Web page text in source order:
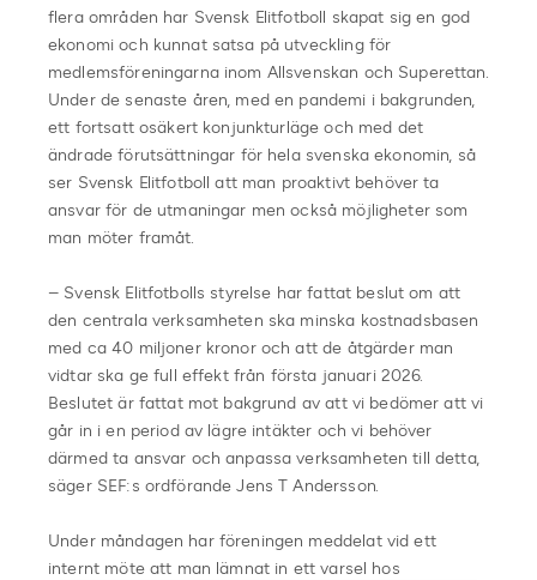
flera områden har Svensk Elitfotboll skapat sig en god
ekonomi och kunnat satsa på utveckling för
medlemsföreningarna inom Allsvenskan och Superettan.
Under de senaste åren, med en pandemi i bakgrunden,
ett fortsatt osäkert konjunkturläge och med det
ändrade förutsättningar för hela svenska ekonomin, så
ser Svensk Elitfotboll att man proaktivt behöver ta
ansvar för de utmaningar men också möjligheter som
man möter framåt.
– Svensk Elitfotbolls styrelse har fattat beslut om att
den centrala verksamheten ska minska kostnadsbasen
med ca 40 miljoner kronor och att de åtgärder man
vidtar ska ge full effekt från första januari 2026.
Beslutet är fattat mot bakgrund av att vi bedömer att vi
går in i en period av lägre intäkter och vi behöver
därmed ta ansvar och anpassa verksamheten till detta,
säger SEF:s ordförande Jens T Andersson.
Under måndagen har föreningen meddelat vid ett
internt möte att man lämnat in ett varsel hos